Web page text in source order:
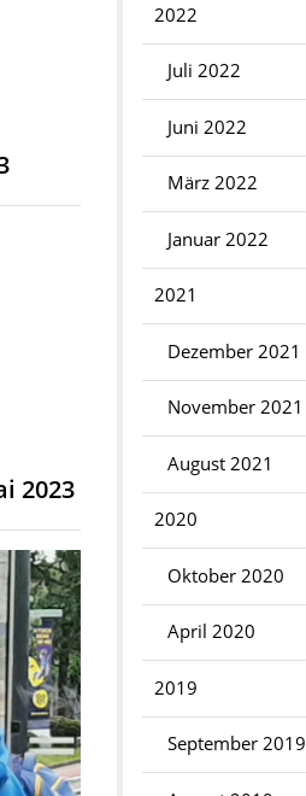
2023
2022
Juli 2022
Juni 2022
März 2022
Januar 2022
2021
Dezember 2021
November 2021
August 2021
2020
Oktober 2020
April 2020
2019
September 2019